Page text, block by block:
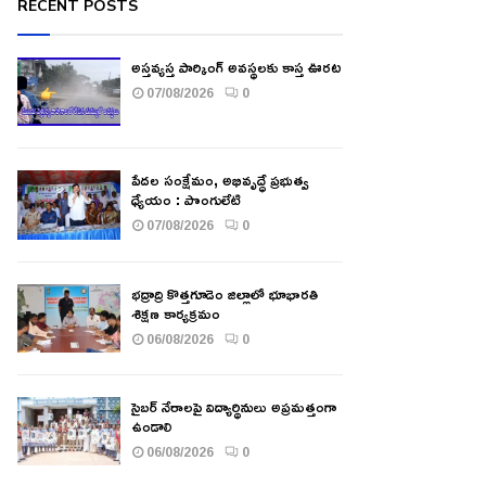
RECENT POSTS
అస్తవ్యస్త పార్కింగ్ అవస్థలకు కాస్త ఊరట
07/08/2026 0
పేదల సంక్షేమం, అభివృద్ధే ప్రభుత్వ
ధ్యేయం : పొంగులేటి
07/08/2026 0
భద్రాద్రి కొత్తగూడెం జిల్లాలో భూభారతి
శిక్షణ కార్యక్రమం
06/08/2026 0
సైబర్ నేరాలపై విద్యార్థినులు అప్రమత్తంగా
ఉండాలి
06/08/2026 0